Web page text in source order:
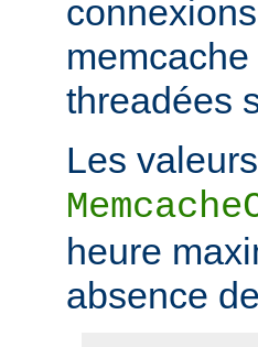
threadées
Les
heure
absence